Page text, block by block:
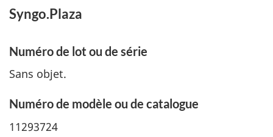
Syngo.Plaza
Numéro de lot ou de série
Sans objet.
Numéro de modèle ou de catalogue
11293724